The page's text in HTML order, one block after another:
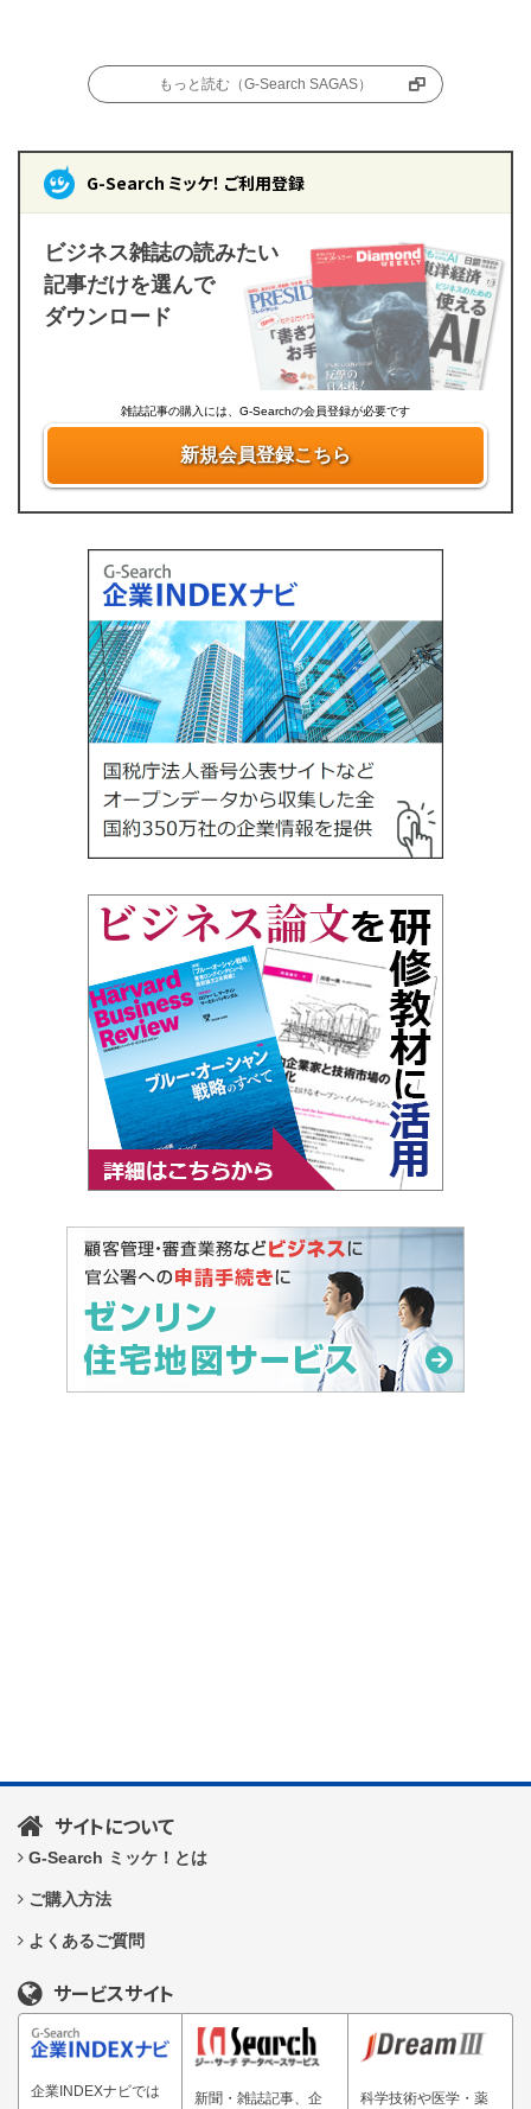
もっと読む（G-Search SAGAS）
G-Search ミッケ！ ご利用登録
ビジネス雑誌の読みたい
記事だけを選んで
ダウンロード
雑誌記事の購入には、G-Searchの会員登録が必要です
新規会員登録こちら
サイトについて
G-Search ミッケ！とは
ご購入方法
よくあるご質問
サービスサイト
企業INDEXナビでは
新聞・雑誌記事、企 科学技術や医学・薬